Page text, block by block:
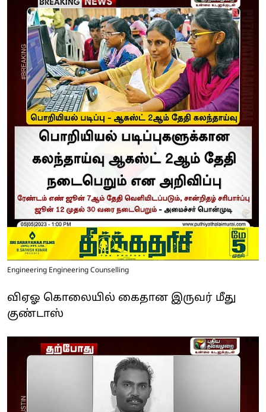
Engineering Engineering Counselling
விஏஓ கொலையில் கைதான இருவர் மீது
குண்டாஸ்